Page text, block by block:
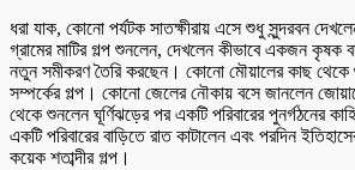
ধরা যাক, কোনো পর্যটক সাতক্ষীরায় এসে শুধু সুন্দরবন
গ্রামের মাটির গল্প শুনলেন, দেখলেন কীভাবে একজন কৃষক
নতুন সমীকরণ তৈরি করছেন। কোনো মৌয়ালের কাছ থেকে
সম্পর্কের গল্প। কোনো জেলের নৌকায় বসে জানলেন
থেকে শুনলেন ঘূর্ণিঝড়ের পর একটি পরিবারের পুনর্গঠনের
একটি পরিবারের বাড়িতে রাত কাটালেন এবং পরদিন
কয়েক শতাব্দীর গল্প।